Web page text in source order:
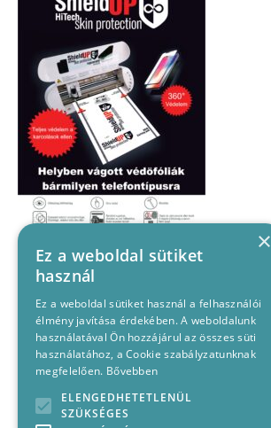
×
Ez a weboldal sütiket
használ
Ez a weboldal sütiket használ a felhasználói
élmény javítása érdekében. A weboldalunk
használatával Ön hozzájárul az összes süti
használatához, a Cookie szabályzatunknak
megfelelően. Bővebben
ELENGEDHETETLENÜL
SZÜKSÉGES